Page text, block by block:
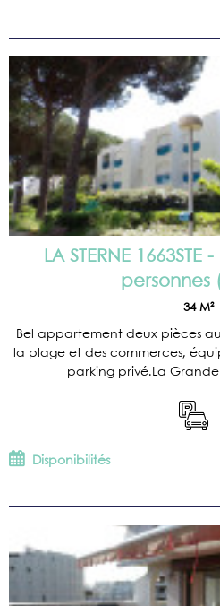
LA STERNE
personnes (
34 M²
Bel appartement deux pièces
la plage et des commerces,
parking privé.La
Disponibilités